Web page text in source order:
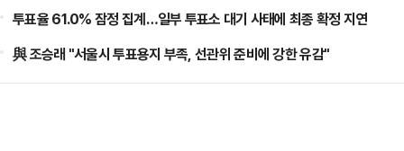
투표율 61.0% 잠정 집계…일부 투표소 대기 사태에 최종 확정 지연
與 조승래 "서울시 투표용지 부족, 선관위 준비에 강한 유감"